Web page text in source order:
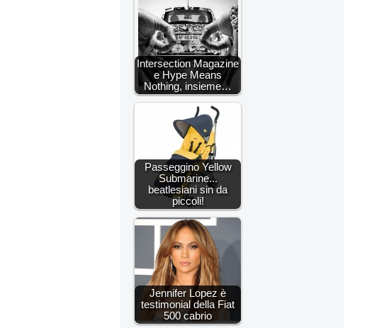
Intersection Magazine
e Hype Means
Nothing, insieme…
Passeggino Yellow
Submarine...
beatlesiani sin da
piccoli!
Jennifer Lopez è
testimonial della Fiat
500 cabrio